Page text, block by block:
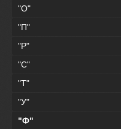
"О"
"П"
"Р"
"С"
"Т"
"У"
"Ф"